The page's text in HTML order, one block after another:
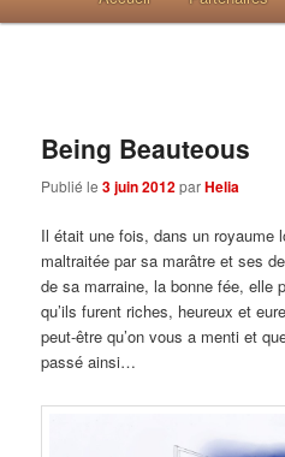
Being Beauteous
Publié le3 juin 2012parHelia
Il était une fois, dans un royaume
maltraitée par sa marâtre et ses
de sa marraine, la bonne fée, elle
qu’ils furent riches, heureux et
peut-être qu’on vous a menti et
passé ainsi…